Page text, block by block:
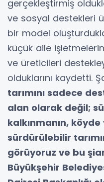
gerçekleştirmiş
ve sosyal destekleri
bir model
küçük aile
ve üreticileri
olduklarını kaydetti.
tarımını sadece
alan olarak değil;
kalkınmanın, köyde
sürdürülebilir
görüyoruz ve bu
Büyükşehir